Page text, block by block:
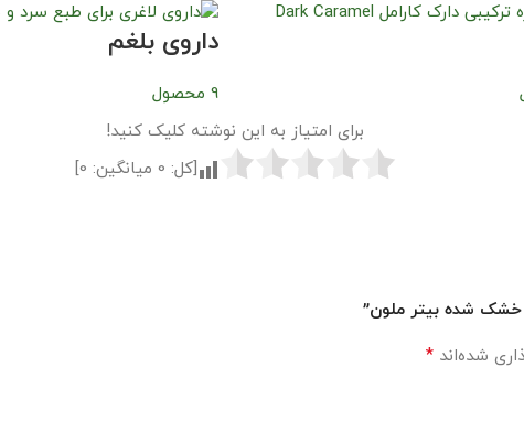
داروی بلغم
9 محصول
برای امتیاز به این نوشته کلیک کنید!
[کل: 0 میانگین: 0
]
خشک شده بیتر ملون”
شده‌اند *